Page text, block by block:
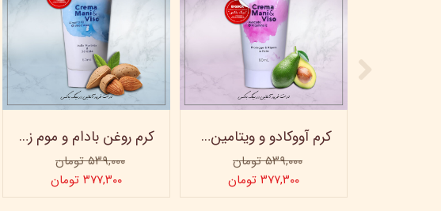
کرم روغن بادام و موم زنبور عسل ویتابلا - 60 میلی لیتر
۵۳۹,۰۰۰ تومان
۳۷۷,۳۰۰ تومان
کرم آووکادو و ویتامینE ویتابلا - تیوپی 60 میلی‌لیتر
۵۳۹,۰۰۰ تومان
۳۷۷,۳۰۰ تومان